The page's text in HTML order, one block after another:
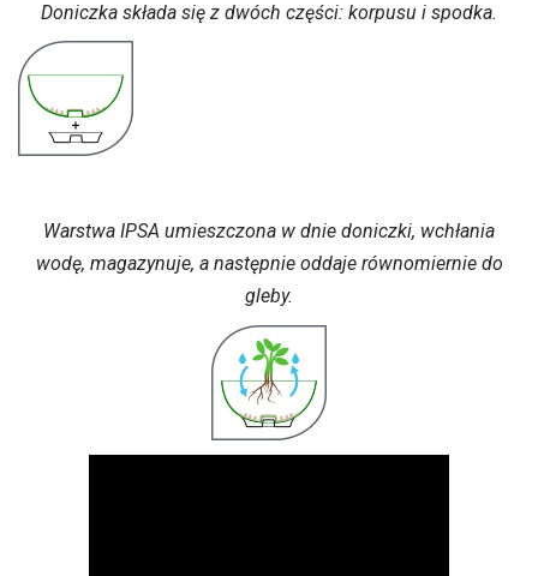
Doniczka składa się z dwóch części: korpusu i spodka.
Warstwa IPSA umieszczona w dnie doniczki, wchłania
wodę, magazynuje, a następnie oddaje równomiernie do
gleby.